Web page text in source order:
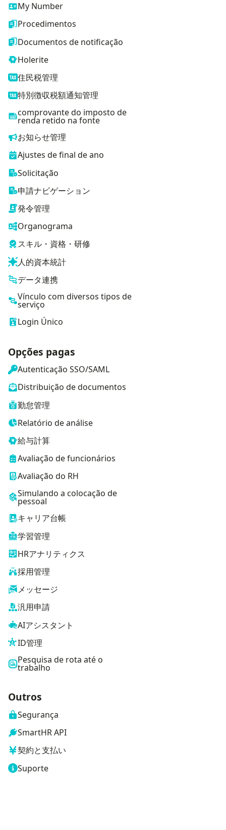
My Number
Procedimentos
Documentos de notificação
Holerite
住民税管理
特別徴収税額通知管理
comprovante do imposto de
renda retido na fonte
お知らせ管理
Ajustes de final de ano
Solicitação
申請ナビゲーション
発令管理
Organograma
スキル・資格・研修
人的資本統計
データ連携
Vínculo com diversos tipos de
serviço
Login Único
Opções pagas
Autenticação SSO/SAML
Distribuição de documentos
勤怠管理
Relatório de análise
給与計算
Avaliação de funcionários
Avaliação do RH
Simulando a colocação de
pessoal
キャリア台帳
学習管理
HRアナリティクス
採用管理
メッセージ
汎用申請
AIアシスタント
ID管理
Pesquisa de rota até o
trabalho
Outros
Segurança
SmartHR API
契約と支払い
Suporte